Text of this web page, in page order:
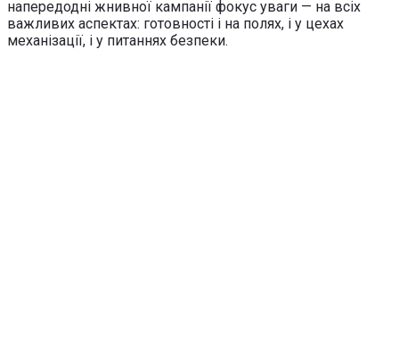
напередодні жнивної кампанії фокус уваги — на всіх
важливих аспектах: готовності і на полях, і у цехах
механізації, і у питаннях безпеки.